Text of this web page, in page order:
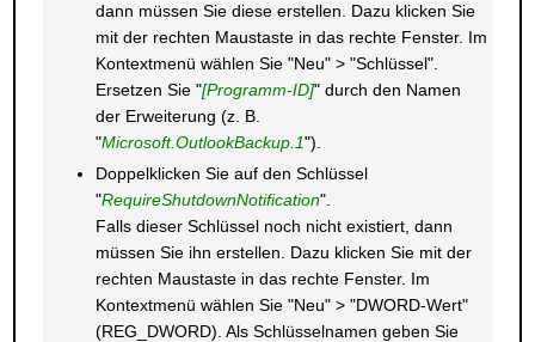
dann müssen Sie diese erstellen. Dazu klicken Sie
mit der rechten Maustaste in das rechte Fenster. Im
Kontextmenü wählen Sie "Neu" > "Schlüssel".
Ersetzen Sie "[Programm-ID]" durch den Namen
der Erweiterung (z. B.
"Microsoft.OutlookBackup.1").
Doppelklicken Sie auf den Schlüssel
"RequireShutdownNotification".
Falls dieser Schlüssel noch nicht existiert, dann
müssen Sie ihn erstellen. Dazu klicken Sie mit der
rechten Maustaste in das rechte Fenster. Im
Kontextmenü wählen Sie "Neu" > "DWORD-Wert"
(REG_DWORD). Als Schlüsselnamen geben Sie